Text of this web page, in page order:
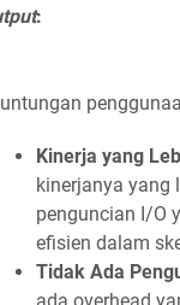
:
Kinerja yang
kinerjanya yang
penguncian I/O
efisien dalam
Tidak Ada
ada overhead